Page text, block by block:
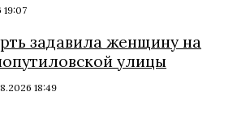
задавила женщину на
улицы
18:49